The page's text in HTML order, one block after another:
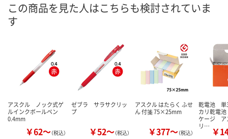
数量
カゴへ
数量
カ
この商品を見た人はこちらも検討されていま
す
アスクル ノック式ゲ
ルインクボールペン
0.4mm
￥62～（税込）
ゼブラ サラサクリッ
プ
￥52～（税込）
アスクル はたらく ふせ
ん 付箋 75×25mm
￥377～（税込）
乾電池
カリ乾電
ケージ ア
リ… ￥